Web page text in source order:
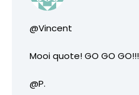
@Vincent
Mooi quote! GO GO GO!!!
@P.